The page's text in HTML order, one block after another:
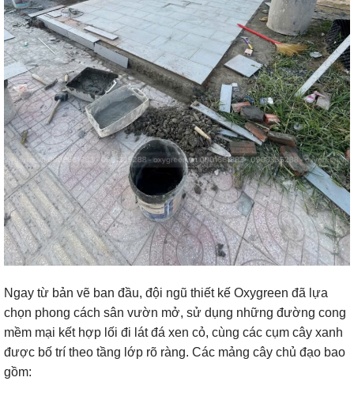
Ngay từ bản vẽ ban đầu, đội ngũ thiết kế Oxygreen đã lựa
chọn phong cách sân vườn mở, sử dụng những đường cong
mềm mại kết hợp lối đi lát đá xen cỏ, cùng các cụm cây xanh
được bố trí theo tầng lớp rõ ràng. Các mảng cây chủ đạo bao
gồm: